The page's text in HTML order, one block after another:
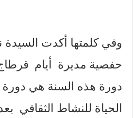
وفي كلمتها أكدت
حفصية مديرة أيام
دورة هذه السنة هي دورة
الحياة للنشاط الثقافي